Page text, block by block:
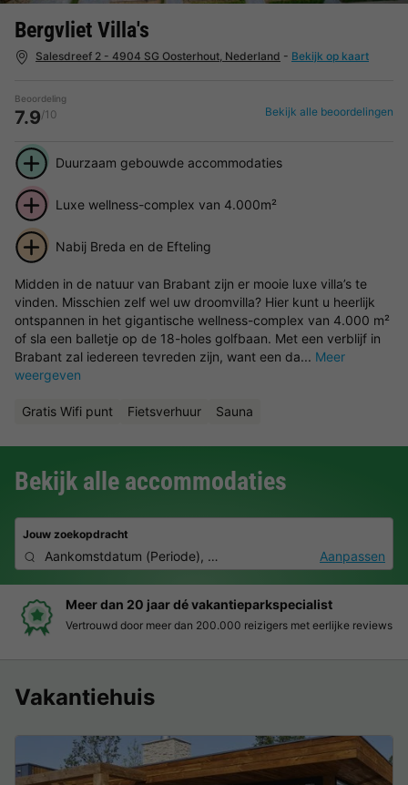
Bergvliet Villa's
Salesdreef 2 - 4904 SG Oosterhout, Nederland - Bekijk op kaart
Beoordeling
7.9/10 Bekijk alle beoordelingen
Duurzaam gebouwde accommodaties
Luxe wellness-complex van 4.000m²
Nabij Breda en de Efteling
Midden in de natuur van Brabant zijn er mooie luxe villa’s te
vinden. Misschien zelf wel uw droomvilla? Hier kunt u heerlijk
ontspannen in het gigantische wellness-complex van 4.000 m²
of sla een balletje op de 18-holes golfbaan. Met een verblijf in
Brabant zal iedereen tevreden zijn, want een da... Meer
weergeven
Gratis Wifi punt Fietsverhuur Sauna
Bekijk alle accommodaties
Jouw zoekopdracht
Aankomstdatum (Periode), 2 personen, 0 huisdierAanpassen
Meer dan 20 jaar dé vakantieparkspecialist
Vertrouwd door meer dan 200.000 reizigers met eerlijke reviews
Vakantiehuis